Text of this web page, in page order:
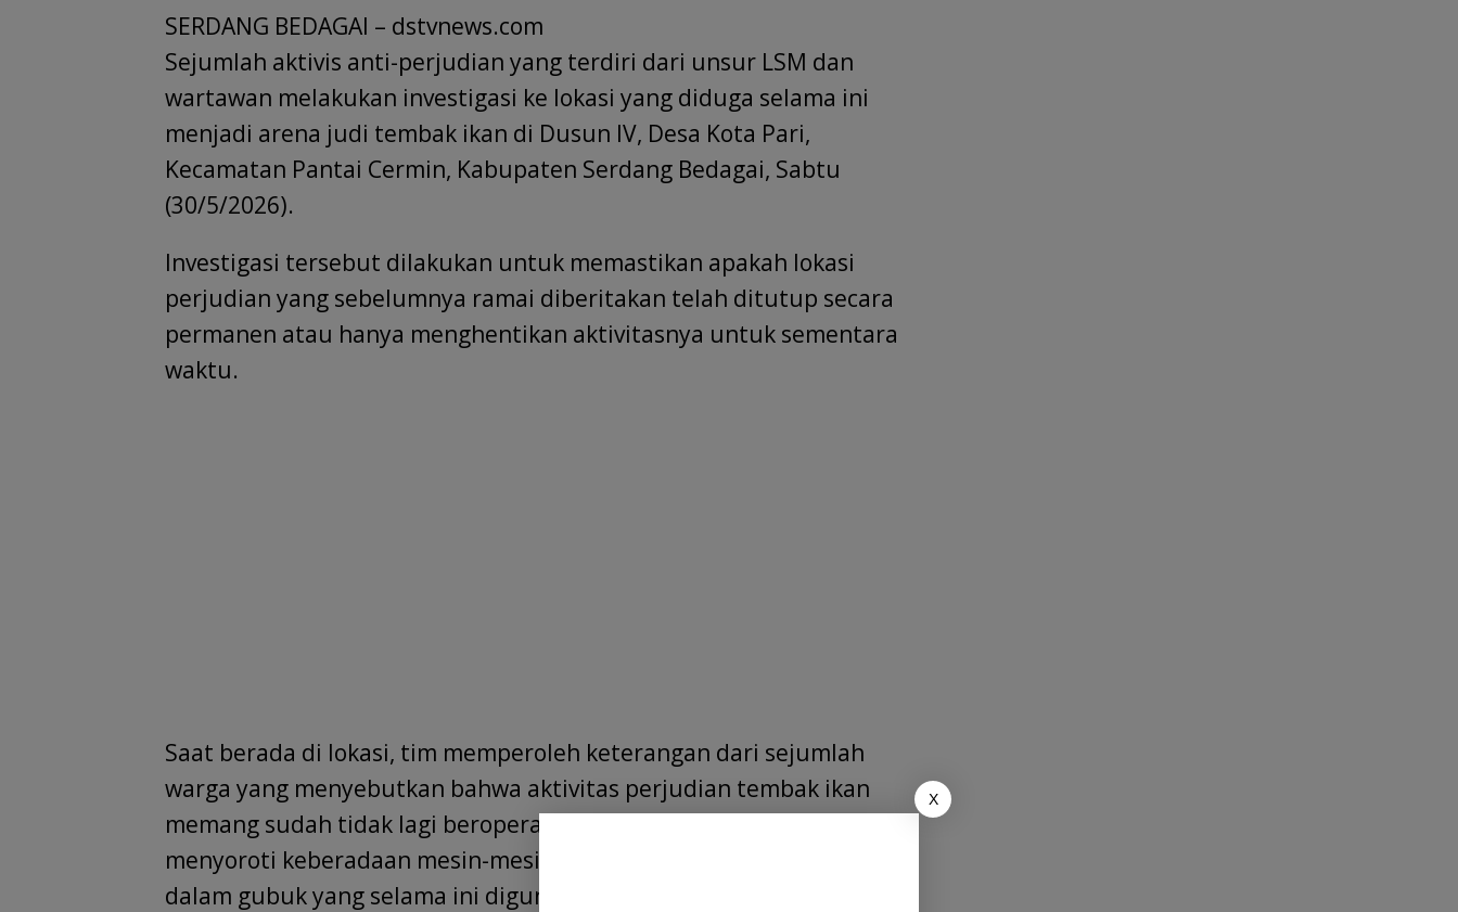
e
b
o
o
k
at
s
A
p
p
k
e
dI
n
ai
l
e
gr
a
m
re
a
d
s
itt
er e
SERDANG BEDAGAI – dstvnews.com
Sejumlah aktivis anti-perjudian yang terdiri dari unsur LSM dan
wartawan melakukan investigasi ke lokasi yang diduga selama ini
menjadi arena judi tembak ikan di Dusun IV, Desa Kota Pari,
Kecamatan Pantai Cermin, Kabupaten Serdang Bedagai, Sabtu
(30/5/2026).
Investigasi tersebut dilakukan untuk memastikan apakah lokasi
perjudian yang sebelumnya ramai diberitakan telah ditutup secara
permanen atau hanya menghentikan aktivitasnya untuk sementara
waktu.
Saat berada di lokasi, tim memperoleh keterangan dari sejumlah
warga yang menyebutkan bahwa aktivitas perjudian tembak ikan
memang sudah tidak lagi beroperasi. Namun demikian, warga
menyoroti keberadaan mesin-mesin judi yang masih tersimpan di
dalam gubuk yang selama ini digunakan sebagai arena perjudian.
X